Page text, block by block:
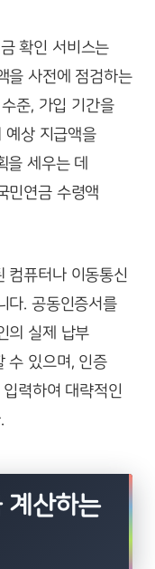
확인 서비스는
을 사전에 점검하는
준, 가입 기간을
예상 지급액을
을 세우는 데
민연금 수령액
컴퓨터나 이동통신
다. 공동인증서를
의 실제 납부
수 있으며, 인증
력하여 대략적인
계산하는